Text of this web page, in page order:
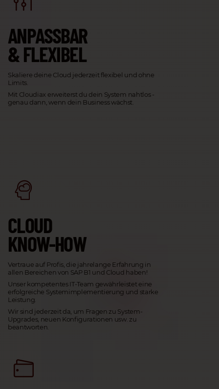
ANPASSBAR
& FLEXIBEL
Skaliere deine Cloud jederzeit flexibel und ohne
Limits.
Mit Cloudiax erweiterst du dein System nahtlos -
genau dann, wenn dein Business wächst.
CLOUD
KNOW-HOW
Vertraue auf Profis, die jahrelange Erfahrung in
allen Bereichen von SAP B1 und Cloud haben!
Unser kompetentes IT-Team gewährleistet eine
erfolgreiche Systemimplementierung und starke
Leistung.
Wir sind jederzeit da, um Fragen zu System-
Upgrades, neuen Konfigurationen usw. zu
beantworten.